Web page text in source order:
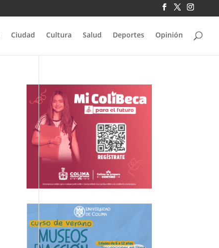
Ciudad Cultura Salud Deportes Opinión